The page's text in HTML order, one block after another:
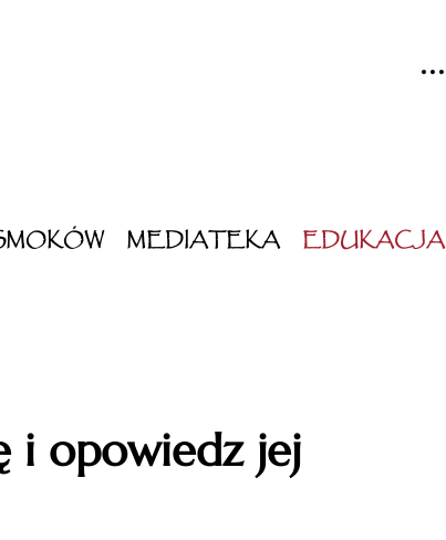
MEDIATEKA EDUKACJA
i opowiedz jej